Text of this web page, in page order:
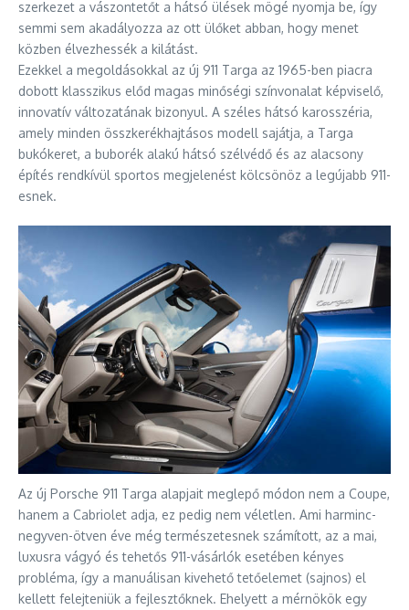
szerkezet a vászontetőt a hátsó ülések mögé nyomja be, így
semmi sem akadályozza az ott ülőket abban, hogy menet
közben élvezhessék a kilátást.
Ezekkel a megoldásokkal az új 911 Targa az 1965-ben piacra
dobott klasszikus előd magas minőségi színvonalat képviselő,
innovatív változatának bizonyul. A széles hátsó karosszéria,
amely minden összkerékhajtásos modell sajátja, a Targa
bukókeret, a buborék alakú hátsó szélvédő és az alacsony
építés rendkívül sportos megjelenést kölcsönöz a legújabb 911-
esnek.
Az új Porsche 911 Targa alapjait meglepő módon nem a Coupe,
hanem a Cabriolet adja, ez pedig nem véletlen. Ami harminc-
negyven-ötven éve még természetesnek számított, az a mai,
luxusra vágyó és tehetős 911-vásárlók esetében kényes
probléma, így a manuálisan kivehető tetőelemet (sajnos) el
kellett felejteniük a fejlesztőknek. Ehelyett a mérnökök egy